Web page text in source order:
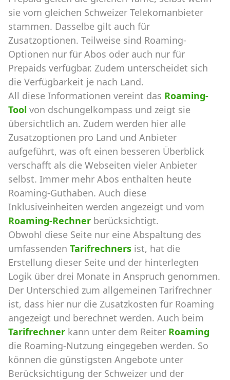
sie vom gleichen Schweizer Telekomanbieter
stammen. Dasselbe gilt auch für
Zusatzoptionen. Teilweise sind Roaming-
Optionen nur für Abos oder auch nur für
Prepaids verfügbar. Zudem unterscheidet sich
die Verfügbarkeit je nach Land.
All diese Informationen vereint das Roaming-
Tool von dschungelkompass und zeigt sie
übersichtlich an. Zudem werden hier alle
Zusatzoptionen pro Land und Anbieter
aufgeführt, was oft einen besseren Überblick
verschafft als die Webseiten vieler Anbieter
selbst. Immer mehr Abos enthalten heute
Roaming-Guthaben. Auch diese
Inklusiveinheiten werden angezeigt und vom
Roaming-Rechner berücksichtigt.
Obwohl diese Seite nur eine Abspaltung des
umfassenden Tarifrechners ist, hat die
Erstellung dieser Seite und der hinterlegten
Logik über drei Monate in Anspruch genommen.
Der Unterschied zum allgemeinen Tarifrechner
ist, dass hier nur die Zusatzkosten für Roaming
angezeigt und berechnet werden. Auch beim
Tarifrechner kann unter dem Reiter Roaming
die Roaming-Nutzung eingegeben werden. So
können die günstigsten Angebote unter
Berücksichtigung der Schweizer und der